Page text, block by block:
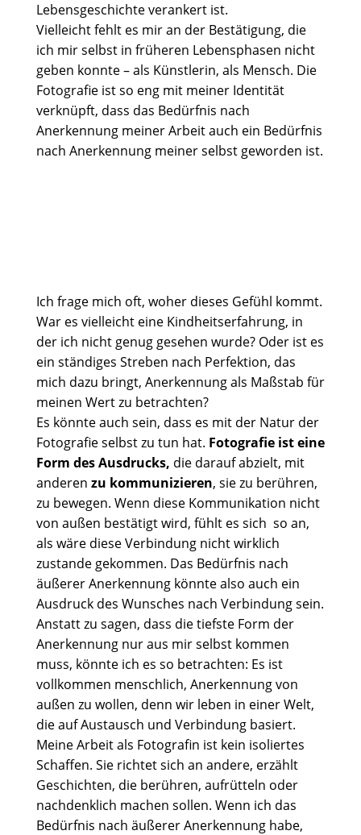
Lebensgeschichte verankert ist.
Vielleicht fehlt es mir an der Bestätigung, die
ich mir selbst in früheren Lebensphasen nicht
geben konnte – als Künstlerin, als Mensch. Die
Fotografie ist so eng mit meiner Identität
verknüpft, dass das Bedürfnis nach
Anerkennung meiner Arbeit auch ein Bedürfnis
nach Anerkennung meiner selbst geworden ist.
Ich frage mich oft, woher dieses Gefühl kommt.
War es vielleicht eine Kindheitserfahrung, in
der ich nicht genug gesehen wurde? Oder ist es
ein ständiges Streben nach Perfektion, das
mich dazu bringt, Anerkennung als Maßstab für
meinen Wert zu betrachten?
Es könnte auch sein, dass es mit der Natur der
Fotografie selbst zu tun hat. Fotografie ist eine
Form des Ausdrucks, die darauf abzielt, mit
anderen zu kommunizieren, sie zu berühren,
zu bewegen. Wenn diese Kommunikation nicht
von außen bestätigt wird, fühlt es sich so an,
als wäre diese Verbindung nicht wirklich
zustande gekommen. Das Bedürfnis nach
äußerer Anerkennung könnte also auch ein
Ausdruck des Wunsches nach Verbindung sein.
Anstatt zu sagen, dass die tiefste Form der
Anerkennung nur aus mir selbst kommen
muss, könnte ich es so betrachten: Es ist
vollkommen menschlich, Anerkennung von
außen zu wollen, denn wir leben in einer Welt,
die auf Austausch und Verbindung basiert.
Meine Arbeit als Fotografin ist kein isoliertes
Schaffen. Sie richtet sich an andere, erzählt
Geschichten, die berühren, aufrütteln oder
nachdenklich machen sollen. Wenn ich das
Bedürfnis nach äußerer Anerkennung habe,